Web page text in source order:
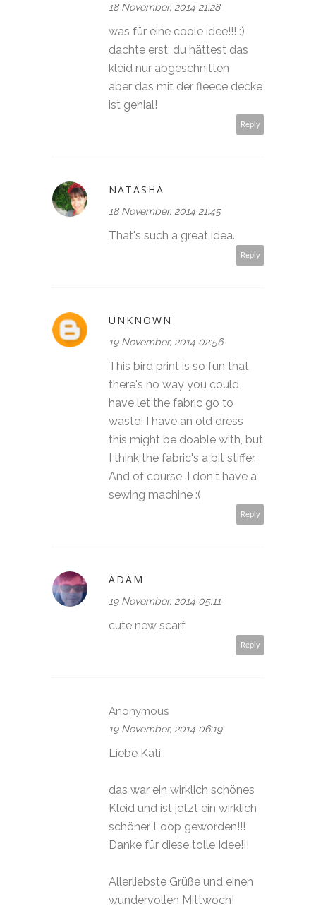
18 November, 2014 21:28
was für eine coole idee!!! :)
dachte erst, du hättest das
kleid nur abgeschnitten
aber das mit der fleece decke
ist genial!
Reply
NATASHA
18 November, 2014 21:45
That's such a great idea.
Reply
UNKNOWN
19 November, 2014 02:56
This bird print is so fun that
there's no way you could
have let the fabric go to
waste! I have an old dress
this might be doable with, but
I think the fabric's a bit stiffer.
And of course, I don't have a
sewing machine :(
Reply
ADAM
19 November, 2014 05:11
cute new scarf
Reply
Anonymous
19 November, 2014 06:19
Liebe Kati,
das war ein wirklich schönes
Kleid und ist jetzt ein wirklich
schöner Loop geworden!!!
Danke für diese tolle Idee!!!
Allerliebste Grüße und einen
wundervollen Mittwoch!